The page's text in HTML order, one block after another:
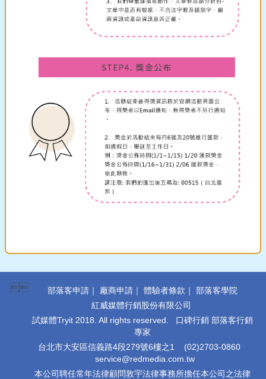
 部落客申請 ｜ 廠商申請 ｜ 體驗者條款 ｜ 部落客學院
紅威媒體行銷股份有限公司
試媒體Tryit 2018. All rights reserved. 口碑行銷 部落客行銷
專家
台北市大安區信義路4段279號6樓之1 (02)2703-0860
service@redmedia.com.tw
本公司聘任常年法律顧問敦宇法律事務所擔任本公司之法律